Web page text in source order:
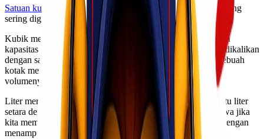
Satuan kubik
, liter, kilo, dan meter adalah berbagai satuan yang
sering digunakan dalam pengukuran volume dan berat.
Kubik merujuk pada ukuran tiga dimensi yang menunjukkan
kapasitas ruang. Satu kubik sama dengan satu unit panjang dikalikan
dengan satu unit lebar dan satu unit tinggi. Misalnya, jika sebuah
kotak memiliki ukuran 1 meter x 1 meter x 1 meter, maka
volumenya adalah 1 kubik.
Liter merupakan satuan untuk mengukur volume cairan. Satu liter
setara dengan seribu sentimeter kubik (cm³). Ini berarti bahwa jika
kita mempunyai wadah berkapasitas satu liter air, itu sama dengan
menampung air sebanyak seribu cm³.